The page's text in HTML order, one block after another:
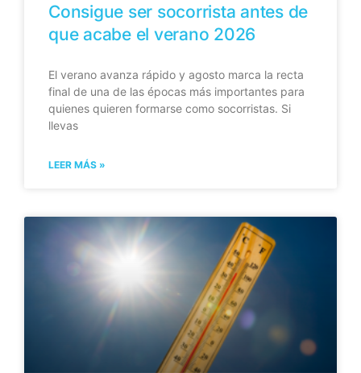
Consigue ser socorrista antes de
que acabe el verano 2026
El verano avanza rápido y agosto marca la recta
final de una de las épocas más importantes para
quienes quieren formarse como socorristas. Si
llevas
LEER MÁS »